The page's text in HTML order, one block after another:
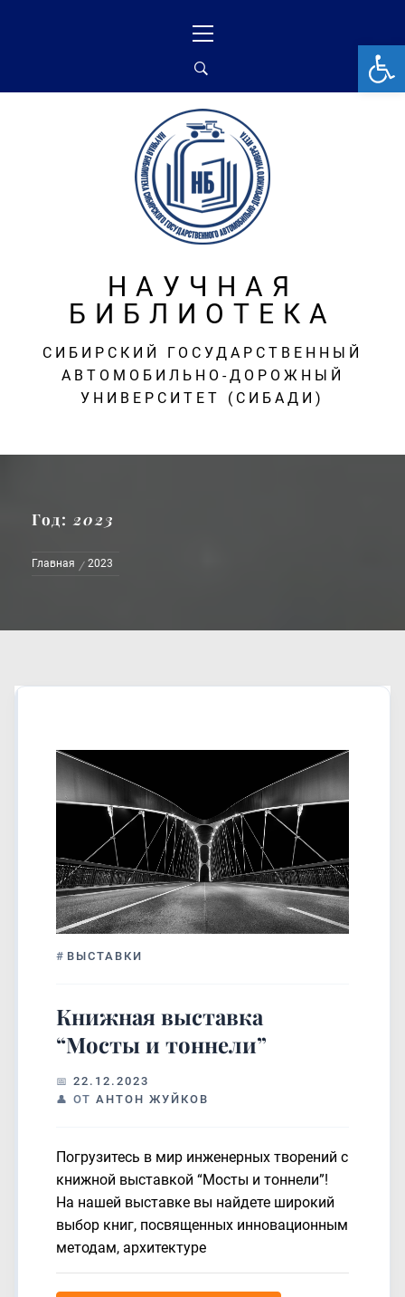
меню
НАУЧНАЯ
БИБЛИОТЕКА
СИБИРСКИЙ ГОСУДАРСТВЕННЫЙ
АВТОМОБИЛЬНО-ДОРОЖНЫЙ
УНИВЕРСИТЕТ (СИБАДИ)
Год: 2023
Главная 2023
# ВЫСТАВКИ
Книжная выставка
“Мосты и тоннели”
22.12.2023
ОТ АНТОН ЖУЙКОВ
Погрузитесь в мир инженерных творений с
книжной выставкой “Мосты и тоннели”!
На нашей выставке вы найдете широкий
выбор книг, посвященных инновационным
методам, архитектуре